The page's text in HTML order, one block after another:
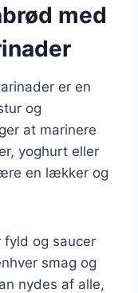
med
er en
og
at marinere
yoghurt eller
en lækker og
fyld og saucer
smag og
nydes af alle,